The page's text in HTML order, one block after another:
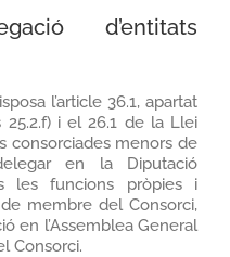
d’entitats
l’article 36.1, apartat
i el 26.1 de la Llei
consorciades menors de
en la Diputació
les funcions pròpies i
membre del Consorci,
en l’Assemblea General
Consorci.